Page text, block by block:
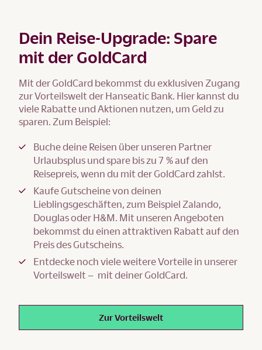
Dein Reise-Upgrade: Spare
mit der GoldCard
Mit der GoldCard bekommst du exklusiven Zugang
zur Vorteilswelt der Hanseatic Bank. Hier kannst du
viele Rabatte und Aktionen nutzen, um Geld zu
sparen. Zum Beispiel:
Buche deine Reisen über unseren Partner
Urlaubsplus und spare bis zu 7 % auf den
Reisepreis, wenn du mit der GoldCard zahlst.
Kaufe Gutscheine von deinen
Lieblingsgeschäften, zum Beispiel Zalando,
Douglas oder H&M. Mit unseren Angeboten
bekommst du einen attraktiven Rabatt auf den
Preis des Gutscheins.
Entdecke noch viele weitere Vorteile in unserer
Vorteilswelt – mit deiner GoldCard.
Zur Vorteilswelt